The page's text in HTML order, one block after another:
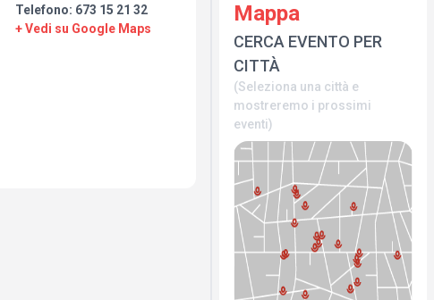
Telefono: 673 15 21 32
+ Vedi su Google Maps
Mappa
CERCA EVENTO PER
CITTÀ
(Seleziona una città e
mostreremo i prossimi
eventi)